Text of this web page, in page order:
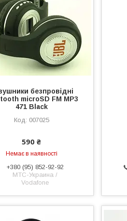
безпровідні
microSD FM MP3
471 Black
007025
590 ₴
Немає в наявності
+380 (95) 852-92-92
МТС-Украина /
Vodafone